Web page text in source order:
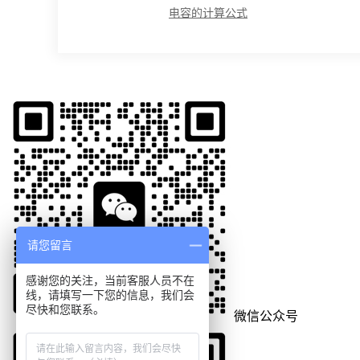
电容的计算公式
微信公众号
请您留言
感谢您的关注，当前客服人员不在
线，请填写一下您的信息，我们会
尽快和您联系。